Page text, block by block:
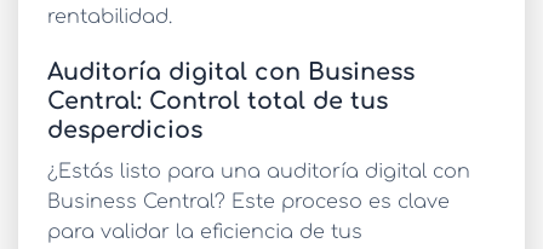
rentabilidad.
Auditoría digital con Business
Central: Control total de tus
desperdicios
¿Estás listo para una auditoría digital con
Business Central? Este proceso es clave
para validar la eficiencia de tus